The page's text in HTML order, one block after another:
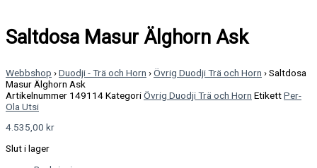
Saltdosa Masur Älghorn Ask
Webbshop ›Duodji - Trä och Horn ›Övrig Duodji Trä och Horn ›Saltdosa
Masur Älghorn Ask
Artikelnummer 149114KategoriÖvrig Duodji Trä och Horn EtikettPer-
Ola Utsi
4.535,00 kr
Slut i lager